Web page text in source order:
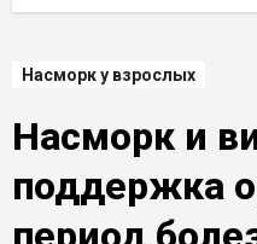
Насморк у взрослых
Насморк и
поддержка